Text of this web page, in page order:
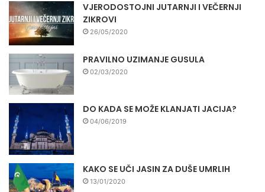
VJERODOSTOJNI JUTARNJI I VEČERNJI
ZIKROVI
26/05/2020
PRAVILNO UZIMANJE GUSULA
02/03/2020
DO KADA SE MOŽE KLANJATI JACIJA?
04/06/2019
KAKO SE UČI JASIN ZA DUŠE UMRLIH
13/01/2020